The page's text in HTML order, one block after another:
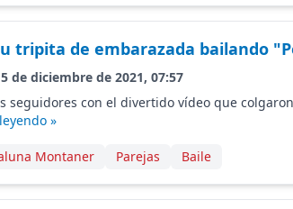
tripita de embarazada bailando
de diciembre de 2021, 07:57
seguidores con el divertido vídeo que
»
Montaner Parejas Baile